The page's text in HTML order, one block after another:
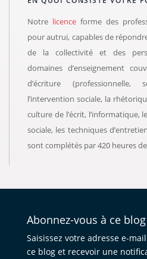
Notre licenceforme des
pour autrui, capables de
de la collectivité et des
domaines d’enseignement
d’écriture (professionnelle,
l’intervention sociale, la
culture de l’écrit, l’informatique,
sociale, les techniques
sont complétés par 420 heures
Abonnez-vous à ce
Saisissez votre adresse e-
ce blog et recevoir une